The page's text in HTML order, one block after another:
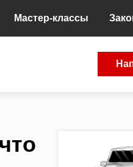
Мастер-классы